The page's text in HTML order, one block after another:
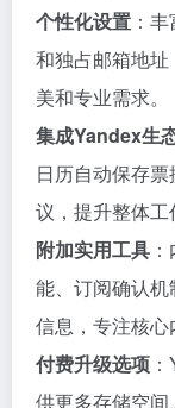
个性化设置 ：
和独占邮箱地
美和专业需求。
集成Yandex生
日历自动保存票
议，提升整体工
附加实用工具
能、订阅确认
信息，专注核心
付费升级选项
供更多存储空